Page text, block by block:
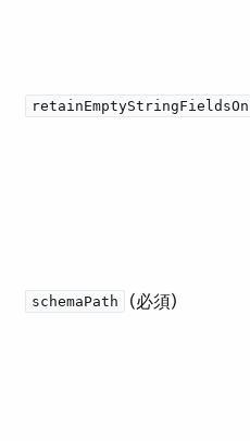
schemaPath ​ (必須)